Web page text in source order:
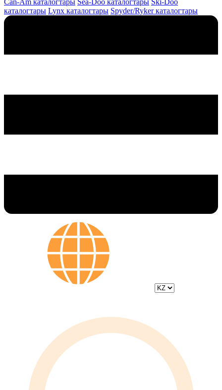
Can-Am каталогтары Sea-Doo каталогтары Ski-Doo
каталогтары Lynx каталогтары Spyder/Ryker каталогтары